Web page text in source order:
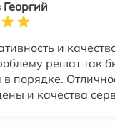
и
решат так
порядке.
и качества